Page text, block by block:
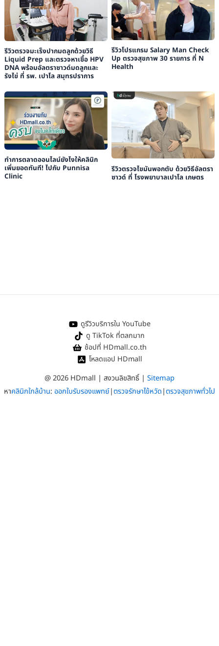
รีวิวตรวจมะเร็งปากมดลูกด้วยวิธี
Liquid Prep และตรวจหาเชื้อ HPV
DNA พร้อมอัลตราซาวด์มดลูกและ
รังไข่ ที่ รพ. เปาโล สมุทรปราการ
รีวิวโปรแกรม Salary Man Check
Up ตรวจสุขภาพ 30 รายการ ที่ N
Health
ทำการตลาดออนไลน์ยังไงให้คลินิก
เพิ่มยอดทันที! ไปกับ Punnisa
Clinic
รีวิวตรวจไขมันพอกตับ ด้วยวิธีอัลตรา
ซาวด์ ที่ โรงพยาบาลเปาโล เกษตร
ดูรีวิวบริการใน YouTube
ดู TikTok ที่ตลกมาก
ช้อปที่ HDmall.co.th
โหลดแอป HDmall
@ 2026 HDmall | สงวนลิขสิทธิ์ | Sitemap
หาคลินิกใกล้บ้าน: ออกใบรับรองแพทย์|ตรวจรักษาไข้หวัด|ตรวจสุขภาพทั่วไป